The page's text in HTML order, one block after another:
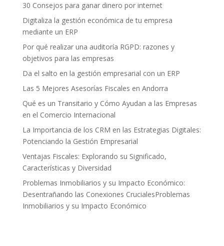
30 Consejos para ganar dinero por internet
Digitaliza la gestión económica de tu empresa
mediante un ERP
Por qué realizar una auditoría RGPD: razones y
objetivos para las empresas
Da el salto en la gestión empresarial con un ERP
Las 5 Mejores Asesorías Fiscales en Andorra
Qué es un Transitario y Cómo Ayudan a las Empresas
en el Comercio Internacional
La Importancia de los CRM en las Estrategias Digitales:
Potenciando la Gestión Empresarial
Ventajas Fiscales: Explorando su Significado,
Características y Diversidad
Problemas Inmobiliarios y su Impacto Económico:
Desentrañando las Conexiones CrucialesProblemas
Inmobiliarios y su Impacto Económico